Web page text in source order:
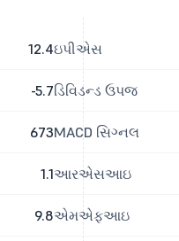
12.4
-5.7
673
1.1
9.8
ઇપીએસ
ડિવિડન્ડ ઉપજ
MACD સિગ્નલ
આરએસઆઇ
એમએફઆઇ